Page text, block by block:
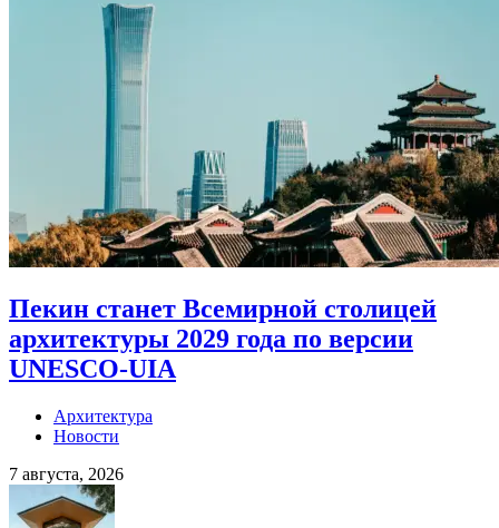
Пекин станет Всемирной столицей
архитектуры 2029 года по версии
UNESCO-UIA
Архитектура
Новости
7 августа, 2026